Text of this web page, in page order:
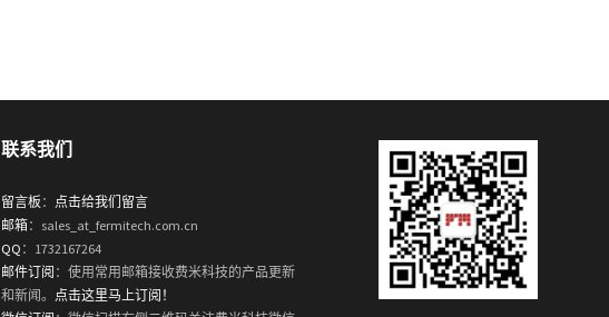
联系我们
留言板 ： 点击给我们留言
邮箱：sales_at_fermitech.com.cn
QQ ：1732167264
邮件订阅 ：使用常用邮箱接收费米科技的产品更新
和新闻。 点击这里马上订阅！